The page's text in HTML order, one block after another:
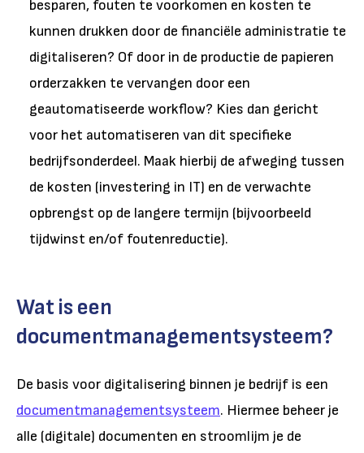
besparen, fouten te voorkomen en kosten te
kunnen drukken door de financiële administratie te
digitaliseren? Of door in de productie de papieren
orderzakken te vervangen door een
geautomatiseerde workflow? Kies dan gericht
voor het automatiseren van dit specifieke
bedrijfsonderdeel. Maak hierbij de afweging tussen
de kosten (investering in IT) en de verwachte
opbrengst op de langere termijn (bijvoorbeeld
tijdwinst en/of foutenreductie).
Wat is een
documentmanagementsysteem?
De basis voor digitalisering binnen je bedrijf is een
documentmanagementsysteem. Hiermee beheer je
alle (digitale) documenten en stroomlijm je de